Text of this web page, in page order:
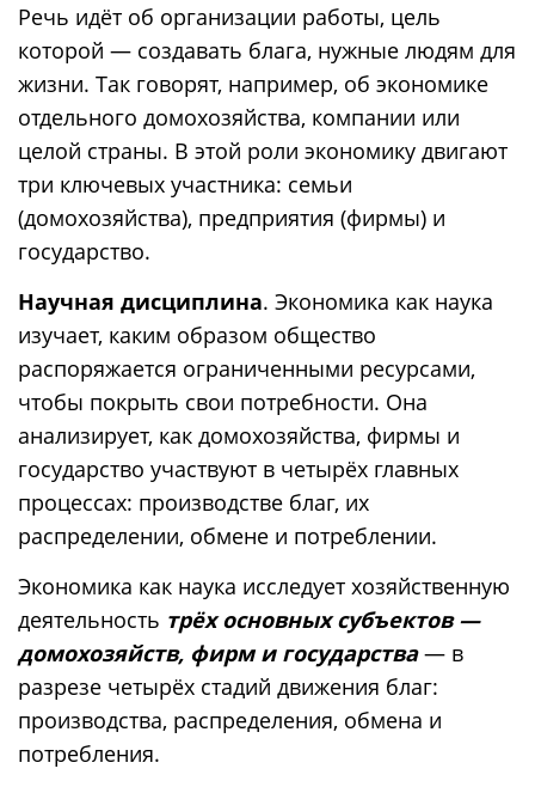
Речь идёт об организации работы, цель
которой — создавать блага, нужные людям для
жизни. Так говорят, например, об экономике
отдельного домохозяйства, компании или
целой страны. В этой роли экономику двигают
три ключевых участника: семьи
(домохозяйства), предприятия (фирмы) и
государство.
Научная дисциплина. Экономика как наука
изучает, каким образом общество
распоряжается ограниченными ресурсами,
чтобы покрыть свои потребности. Она
анализирует, как домохозяйства, фирмы и
государство участвуют в четырёх главных
процессах: производстве благ, их
распределении, обмене и потреблении.
Экономика как наука исследует хозяйственную
деятельность трёх основных субъектов —
домохозяйств, фирм и государства— в
разрезе четырёх стадий движения благ:
производства, распределения, обмена и
потребления.